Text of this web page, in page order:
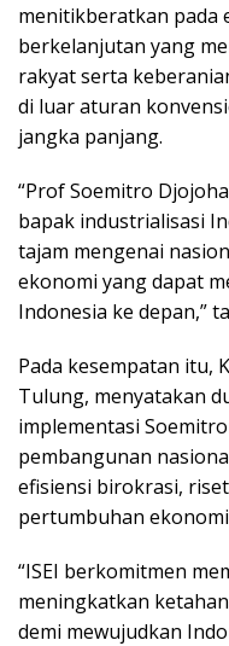
menitikberatkan pada
berkelanjutan yang
rakyat serta
di luar aturan
jangka panjang.
“Prof Soemitro
bapak industrialisasi
tajam mengenai
ekonomi yang dapat
Indonesia ke depan,”
Pada kesempatan itu,
Tulung, menyatakan
implementasi
pembangunan
efisiensi birokrasi,
pertumbuhan
“ISEI berkomitmen
meningkatkan
demi mewujudkan